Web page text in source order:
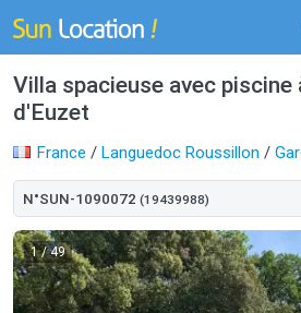
Villa spacieuse avec
d'Euzet
France / Languedoc Roussillon /
N°SUN-1090072 (19439988)
1/ 49